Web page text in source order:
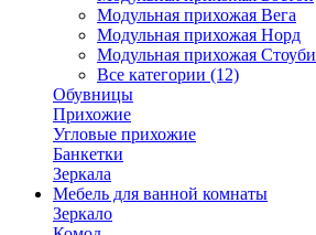
Модульная прихожая Вега
Модульная прихожая Норд
Модульная прихожая Стоуби
Все категории (12)
Обувницы
Прихожие
Угловые прихожие
Банкетки
Зеркала
Мебель для ванной комнаты
Зеркало